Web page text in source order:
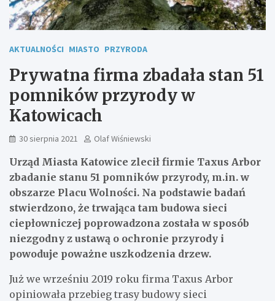
AKTUALNOŚCI MIASTO PRZYRODA
Prywatna firma zbadała stan 51
pomników przyrody w
Katowicach
30 sierpnia 2021 Olaf Wiśniewski
Urząd Miasta Katowice zlecił firmie Taxus Arbor
zbadanie stanu 51 pomników przyrody, m.in. w
obszarze Placu Wolności. Na podstawie badań
stwierdzono, że trwająca tam budowa sieci
ciepłowniczej poprowadzona została w sposób
niezgodny z ustawą o ochronie przyrody i
powoduje poważne uszkodzenia drzew.
Już we wrześniu 2019 roku firma Taxus Arbor
opiniowała przebieg trasy budowy sieci